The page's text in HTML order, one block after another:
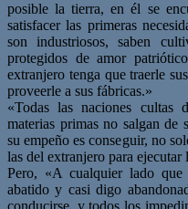
posible la tierra, en él se
satisfacer las primeras
son industriosos, saben
protegidos de amor
extranjero tenga que traerle
proveerle a sus fábricas.»
«Todas las naciones cultas
materias primas no salgan de
su empeño es conseguir, no
las del extranjero para
Pero, «A cualquier lado
abatido y casi digo
conducirse, y todos los